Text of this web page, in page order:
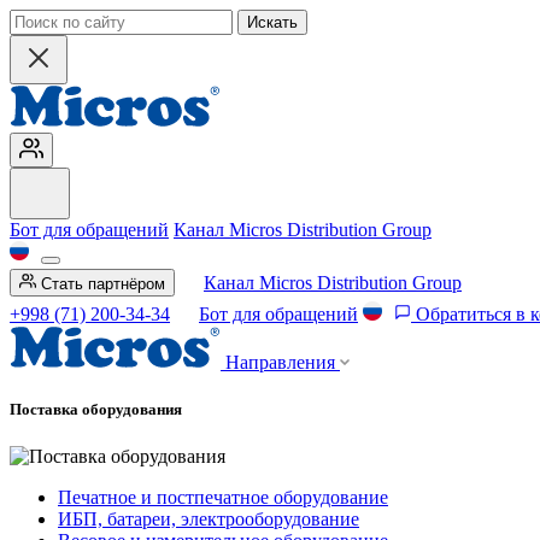
Искать
Бот для обращений Канал Micros Distribution Group
Стать партнёром
Канал Micros Distribution Group
+998 (71) 200-34-34
Бот для обращений Обратиться в
Направления
Поставка оборудования
Печатное и постпечатное оборудование
ИБП, батареи, электрооборудование